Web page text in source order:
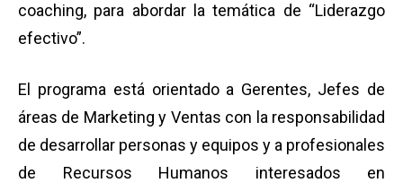
coaching, para abordar la temática de “Liderazgo
efectivo”.
El programa está orientado a Gerentes, Jefes de
áreas de Marketing y Ventas con la responsabilidad
de desarrollar personas y equipos y a profesionales
de Recursos Humanos interesados en